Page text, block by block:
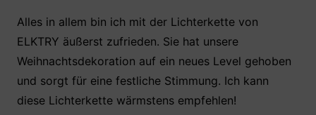
Alles in allem bin ich mit der Lichterkette von
ELKTRY äußerst zufrieden. Sie hat unsere
Weihnachtsdekoration auf ein neues Level gehoben
und sorgt für eine festliche Stimmung. Ich kann
diese Lichterkette wärmstens empfehlen!